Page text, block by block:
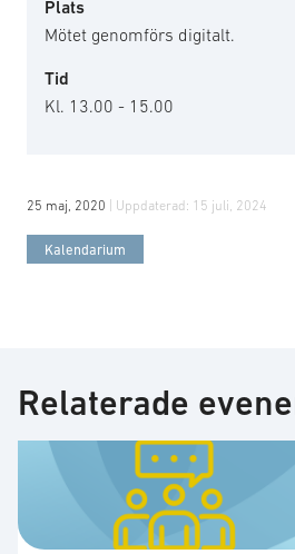
Plats
Mötet genomförs digitalt.
Tid
Kl. 13.00 - 15.00
25 maj, 2020 | Uppdaterad: 15 juli, 2024
Kalendarium
Relaterade